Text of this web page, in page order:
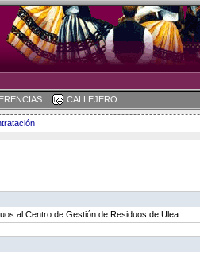
CALLEJERO
al Centro de Gestión de Residuos de Ulea